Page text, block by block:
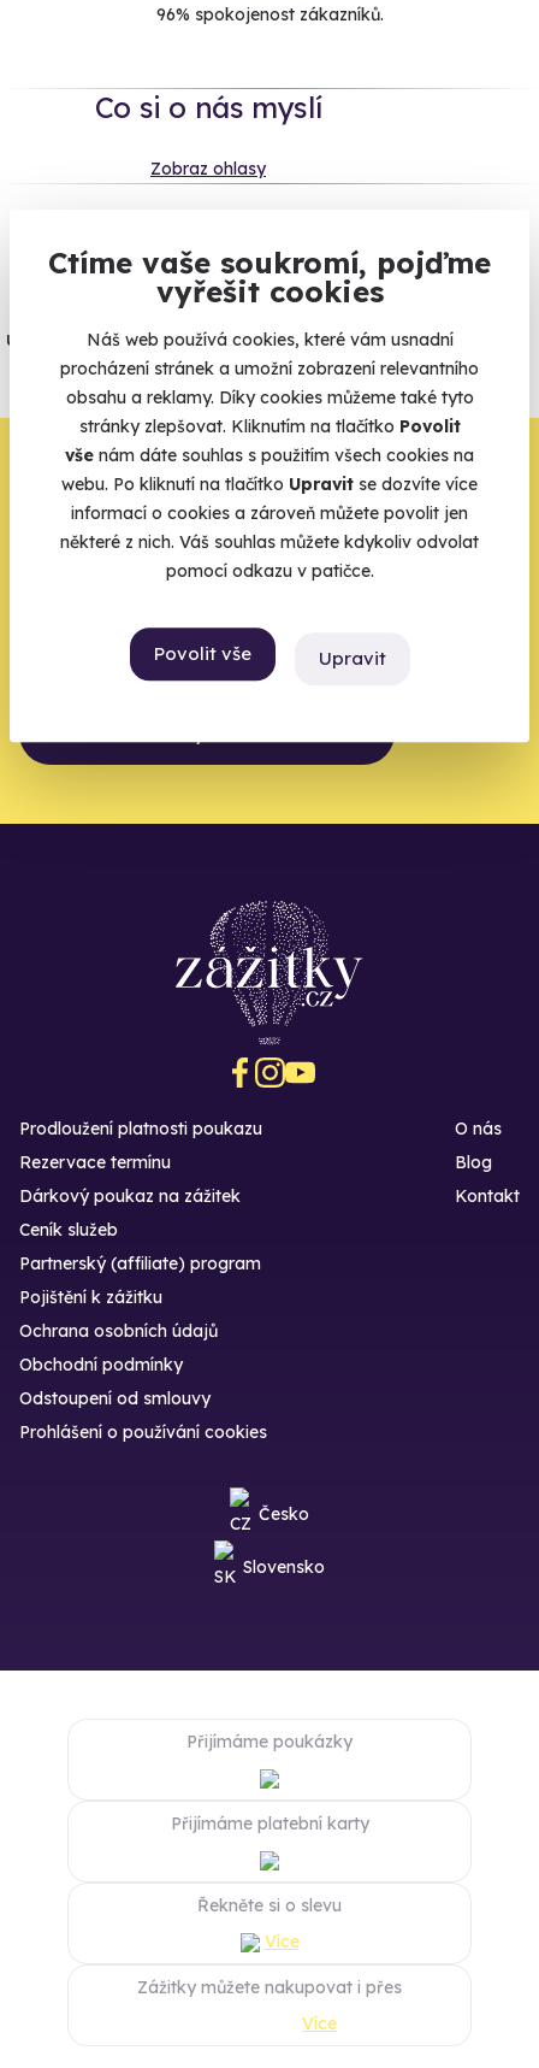
Ctíme vaše soukromí, pojďme
vyřešit cookies
Náš web používá cookies, které vám usnadní
procházení stránek a umožní zobrazení relevantního
obsahu a reklamy. Díky cookies můžeme také tyto
stránky zlepšovat. Kliknutím na tlačítko Povolit
vše nám dáte souhlas s použitím všech cookies na
webu. Po kliknutí na tlačítko Upravit se dozvíte více
informací o cookies a zároveň můžete povolit jen
některé z nich. Váš souhlas můžete kdykoliv odvolat
pomocí odkazu v patičce.
Povolit vše Upravit
96% spokojenost zákazníků.
Co si o nás myslí
Zobraz ohlasy
Vše umíme pojistit
Jeden nikdy neví. Máme nejvyšší
úrazové pojištění z nabídky zážitkových
agentur.
Vše o pojištění
Zbývá jeden krok,
zbytek zařídíme my
Váš e-mail je vstupenka do světa, kde se žije naplno. Pojďte
Prodloužení platnosti poukazu
Rezervace termínu
Dárkový poukaz na zážitek
O nás
Blog
Kontakt
Ceník služeb
Partnerský (affiliate) program
Pojištění k zážitku
Ochrana osobních údajů
Obchodní podmínky
Odstoupení od smlouvy
Prohlášení o používání cookies
Česko
Slovensko
Přijímáme poukázky
Přijímáme platební karty
Řekněte si o slevu
Více
Zážitky můžete nakupovat i přes
Více